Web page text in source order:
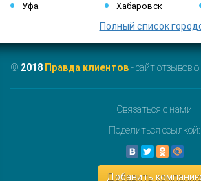
Уфа
Хабаровск
Полный список
© 2018 Правда клиентов- сайт отзывов
Связаться с нами
Поделиться ссылкой:
Добавить компанию